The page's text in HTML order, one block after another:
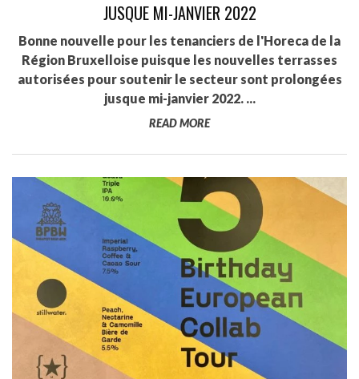
JUSQUE MI-JANVIER 2022
Bonne nouvelle pour les tenanciers de l'Horeca de la
Région Bruxelloise puisque les nouvelles terrasses
autorisées pour soutenir le secteur sont prolongées
jusque mi-janvier 2022. ...
READ MORE